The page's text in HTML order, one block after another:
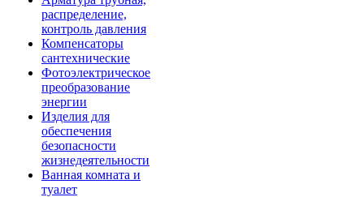
распределение,
контроль давления
Компенсаторы
сантехнические
Фотоэлектрическое
преобразование
энергии
Изделия для
обеспечения
безопасности
жизнедеятельности
Ванная комната и
туалет